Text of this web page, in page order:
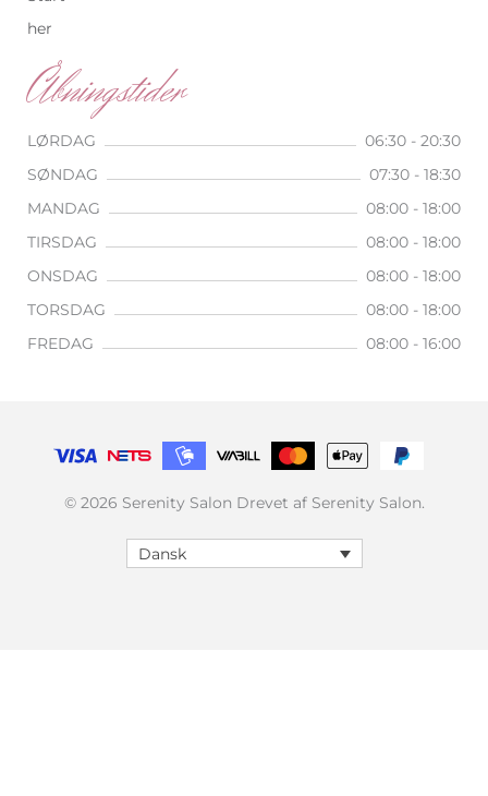
her
Åbningstider
LØRDAG
06:30 - 20:30
SØNDAG
07:30 - 18:30
MANDAG
08:00 - 18:00
TIRSDAG
08:00 - 18:00
ONSDAG
08:00 - 18:00
TORSDAG
08:00 - 18:00
FREDAG
08:00 - 16:00
© 2026 Serenity Salon Drevet af Serenity Salon.
Dansk